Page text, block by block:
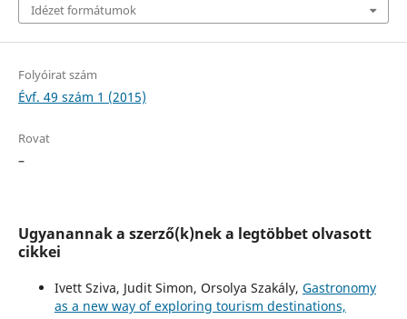
Idézet formátumok
Folyóirat szám
Évf. 49 szám 1 (2015)
Rovat
–
Ugyanannak a szerző(k)nek a legtöbbet olvasott
cikkei
Ivett Sziva, Judit Simon, Orsolya Szakály, Gastronomy
as a new way of exploring tourism destinations,